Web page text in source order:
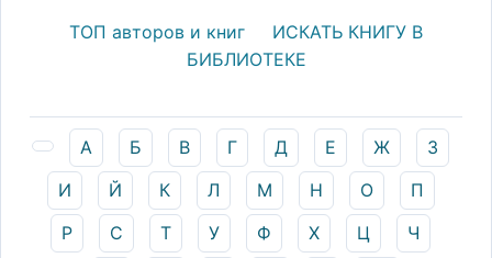
ТОП авторов и книг
ИСКАТЬ КНИГУ В
БИБЛИОТЕКЕ
А Б В Г Д Е Ж
З
И
Й К Л М Н О
П
Р
С Т У Ф Х Ц
Ч